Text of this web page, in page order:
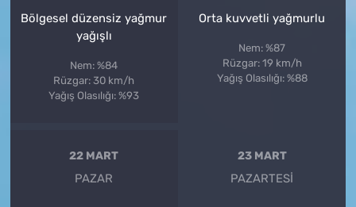
Bölgesel düzensiz yağmur
yağışlı
Nem: %84
Rüzgar: 30 km/h
Yağış Olasılığı: %93
Orta kuvvetli yağmurlu
Nem: %87
Rüzgar: 19 km/h
Yağış Olasılığı: %88
22 MART
PAZAR
23 MART
PAZARTESI